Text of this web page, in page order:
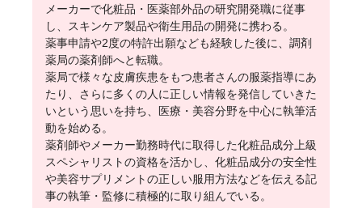
メーカーで化粧品・医薬部外品の研究開発職に従事
し、スキンケア製品や衛生用品の開発に携わる。
薬事申請や2度の特許出願なども経験した後に、調剤
薬局の薬剤師へと転職。
薬局で様々な皮膚疾患をもつ患者さんの服薬指導にあ
たり、さらに多くの人に正しい情報を発信していきた
いという思いを持ち、医療・美容分野を中心に執筆活
動を始める。
薬剤師やメーカー勤務時代に取得した化粧品成分上級
スペシャリストの資格を活かし、化粧品成分の安全性
や美容サプリメントの正しい服用方法などを伝える記
事の執筆・監修に積極的に取り組んでいる。